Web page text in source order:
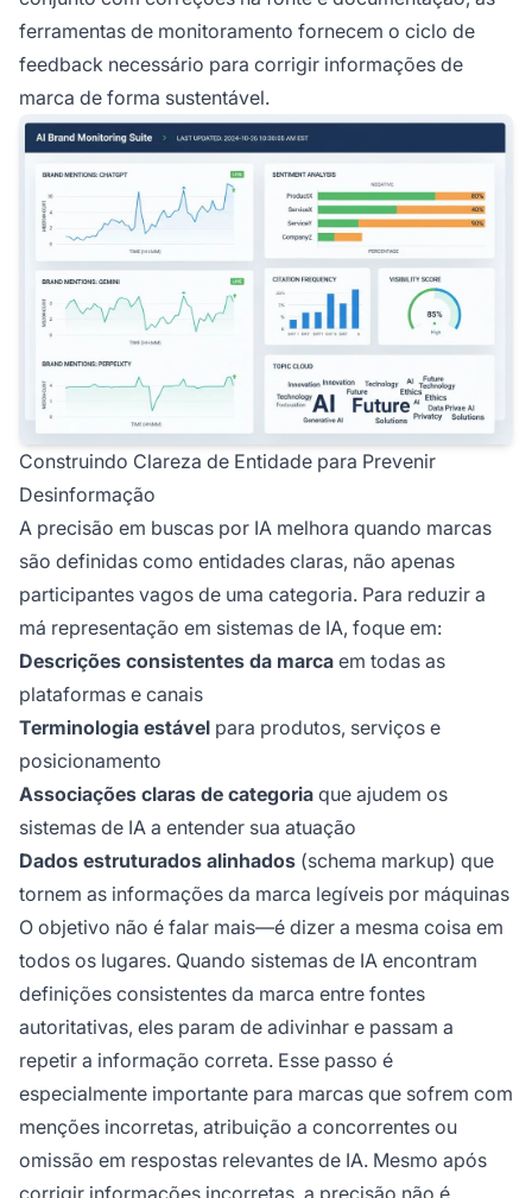
ferramentas de monitoramento fornecem o ciclo de
feedback necessário para corrigir informações de
marca de forma sustentável.
Construindo Clareza de Entidade para Prevenir
Desinformação
A precisão em buscas por IA melhora quando marcas
são definidas como entidades claras, não apenas
participantes vagos de uma categoria. Para reduzir a
má representação em sistemas de IA, foque em:
Descrições consistentes da marca em todas as
plataformas e canais
Terminologia estável para produtos, serviços e
posicionamento
Associações claras de categoria que ajudem os
sistemas de IA a entender sua atuação
Dados estruturados alinhados (schema markup) que
tornem as informações da marca legíveis por máquinas
O objetivo não é falar mais—é dizer a mesma coisa em
todos os lugares. Quando sistemas de IA encontram
definições consistentes da marca entre fontes
autoritativas, eles param de adivinhar e passam a
repetir a informação correta. Esse passo é
especialmente importante para marcas que sofrem com
menções incorretas, atribuição a concorrentes ou
omissão em respostas relevantes de IA. Mesmo após
corrigir informações incorretas, a precisão não é